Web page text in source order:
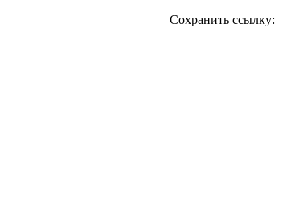
Сохранить ссылку: